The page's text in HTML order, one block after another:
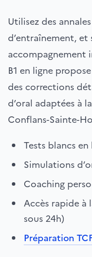
Utilisez des
d’entraînement, et
B1 en ligne
des corrections
d’oral adaptées à
Conflans-Sainte-
Tests blancs en
Simulations
Coaching
Accès rapide
sous 24h)
Préparation